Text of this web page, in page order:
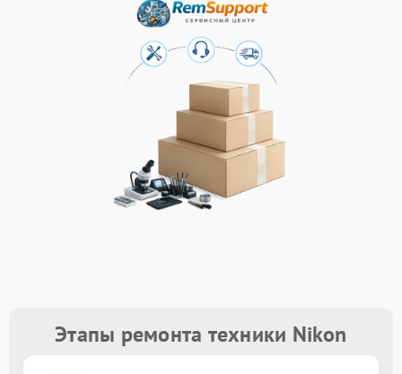
Этапы ремонта техники Nikon